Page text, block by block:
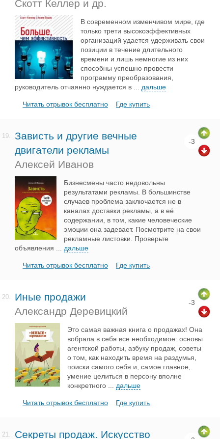
Скотт Келлер и др.
В современном изменчивом мире, где
только трети высокоэффективных
организаций удается удерживать свои
позиции в течение длительного
времени и лишь немногие из них
способны успешно провести
программу преобразования,
руководитель отчаянно нуждается в
дальше
Читать отрывок бесплатно Где купить
19.
Зависть и другие вечные
двигатели рекламы
Алексей Иванов
-3
Бизнесмены часто недовольны
результатами рекламы. В большинстве
случаев проблема заключается не в
каналах доставки рекламы, а в её
содержании, в том, какие человеческие
эмоции она задевает. Посмотрите на свои
рекламные листовки. Проверьте
объявления
дальше
Читать отрывок бесплатно Где купить
20.
Иные продажи
Александр Деревицкий
-3
Это самая важная книга о продажах! Она
вобрала в себя все необходимое: основы
агентской работы, азбуку продаж, советы
о том, как находить время на раздумья,
поиски самого себя и, самое главное,
умение целиться в персону вполне
конкретного
дальше
Читать отрывок бесплатно Где купить
21. Секреты продаж. Искусство